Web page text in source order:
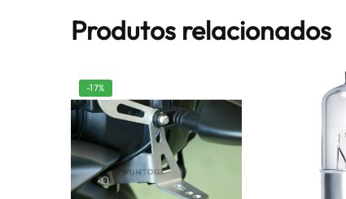
Produtos relacionados
-17%